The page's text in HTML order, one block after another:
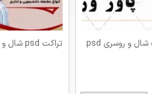
دانلود کارت ویزیت شال و روسری psd
تراکت psd شال و روسری